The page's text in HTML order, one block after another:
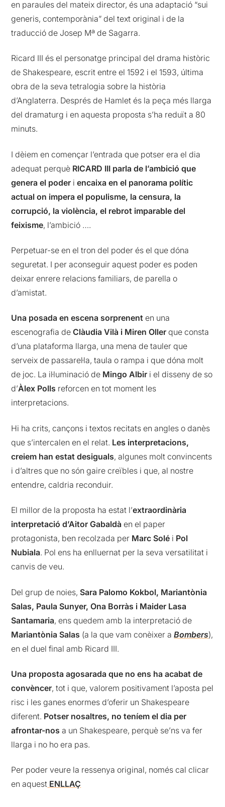
en paraules del mateix director, és una adaptació “sui
generis, contemporània” del text original i de la
traducció de Josep Mª de Sagarra.
Ricard III és el personatge principal del drama històric
de Shakespeare, escrit entre el 1592 i el 1593, última
obra de la seva tetralogia sobre la història
d’Anglaterra. Després de Hamlet és la peça més llarga
del dramaturg i en aquesta proposta s’ha reduït a 80
minuts.
I dèiem en començar l’entrada que potser era el dia
adequat perquè RICARD III parla de l’ambició que
genera el poder iencaixa en el panorama polític
actual on impera el populisme, la censura, la
corrupció, la violència, el rebrot imparable del
feixisme, l’ambició ….
Perpetuar-se en el tron del poder és el que dóna
seguretat. I per aconseguir aquest poder es poden
deixar enrere relacions familiars, de parella o
d’amistat.
Una posada en escena sorprenent en una
escenografia deClàudia Vilà i Miren Oller que consta
d’una plataforma llarga, una mena de tauler que
serveix de passarel·la, taula o rampa i que dóna molt
de joc. La il·luminació de Mingo Albir i el disseny de so
d’Àlex Polls reforcen en tot moment les
interpretacions.
Hi ha crits, cançons i textos recitats en angles o danès
que s’intercalen en el relat. Les interpretacions,
creiem han estat desiguals, algunes molt convincents
i d’altres que no són gaire creïbles i que, al nostre
entendre, caldria reconduir.
El millor de la proposta ha estat l’extraordinària
interpretació d’Aitor Gabaldà en el paper
protagonista, ben recolzada per Marc Solé i Pol
Nubiala. Pol ens ha enlluernat per la seva versatilitat i
canvis de veu.
Del grup de noies,Sara Palomo Kokbol, Mariantònia
Salas, Paula Sunyer, Ona Borràs i Maider Lasa
Santamaria, ens quedem amb la interpretació de
Mariantònia Salas (a la que vam conèixer aBombers),
en el duel final amb Ricard III.
Una proposta agosarada que no ens ha acabat de
convèncer, tot i que, valorem positivament l’aposta pel
risc i les ganes enormes d’oferir un Shakespeare
diferent. Potser nosaltres, no teníem el dia per
afrontar-nos a un Shakespeare, perquè se’ns va fer
llarga i no ho era pas.
Per poder veure la ressenya original, només cal clicar
en aquest ENLLAÇ